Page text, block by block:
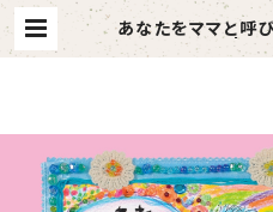
あなたをママと呼
い降りた命 | キ